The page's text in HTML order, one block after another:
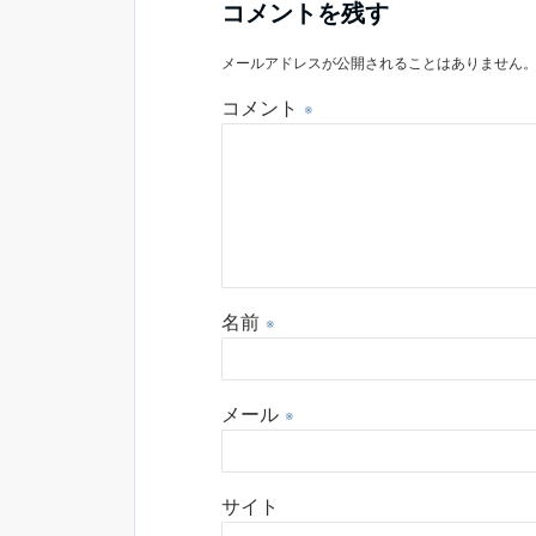
コメントを残す
メールアドレスが公開されることはありません。
コメント ※
名前 ※
メール ※
サイト